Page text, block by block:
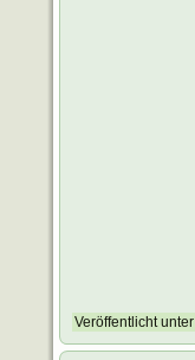
Veröffentlicht unter